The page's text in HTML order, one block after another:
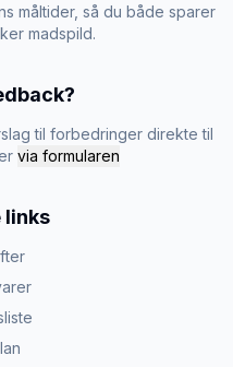
måltider, så du både sparer
madspild.
til forbedringer direkte til
via formularen
links